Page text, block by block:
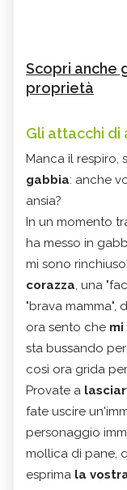
Scopri anche
proprietà
Gli attacchi di
Manca il respiro,
gabbia: anche
ansia?
In un momento
ha messo in
mi sono
corazza, una
"brava mamma",
ora sento che
sta bussando
così ora grida
Provate a
fate uscire
personaggio
mollica di pane,
esprima la